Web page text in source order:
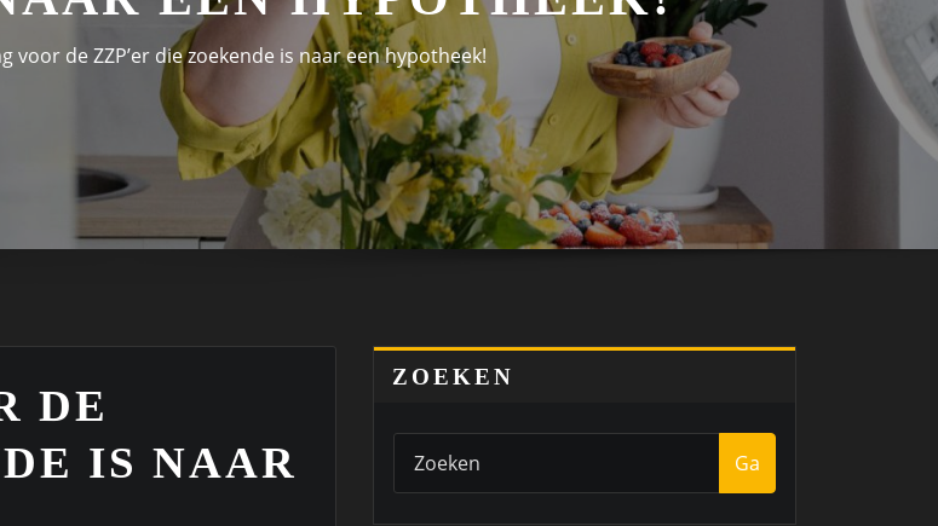
voor de ZZP’er die zoekende is naar een hypotheek!
DE
IS NAAR
ZOEKEN
Ga